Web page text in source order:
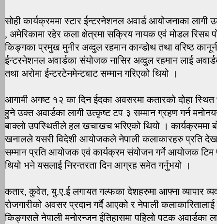
सोही कार्यक्रममा स्टार ईन्टरनेशनल अवार्ड आयोजनाका
, अमेरिकामा रहेर कला क्षेत्रमा सक्रिय नायक एवं मोडल
किङ्गका प्रमुख मुनीर अव्दुल रहमान कान्डोथ तथा वरिष्ठ
ईन्टरनेशनल अवार्डका संयोजक नासिर अव्दुल रहमान लाई
तथा अरोमा ईन्टरटेनमेन्टबाट सम्मान गरिएको थियो ।
आगामी अगष्ट १२ का दिन ईदका अवसरमा कतारको दोहा
हुने उक्त अवार्डका लागी उत्कृष्ट टप ३ सम्मान ग्रहण गर्न
बाक्लो उपस्थितीले हल खचाखच भरिएको थियो । कार्यक्रममा
खनालले यसरी विदेशी आयोजकले नेपाली कलाकारहरु प्रति
सम्मान प्रति आयोजक एवं कार्यक्रम संयोजन गर्ने आयोजक टिम
थियो भने यसलाई निरन्तरता दिन आग्रह समेत गर्नुभयो ।
कतार, कुवेत, यु.ए.ई लगायत गल्फका देशहरुमा आफ्ना व्यापार
रोजगारीको अवसर प्रदान गर्दै आएको र नेपाली
किङ्गसले नेपाली मनोरन्जन ईतिहासमा पहिलो पटक अवार्डका